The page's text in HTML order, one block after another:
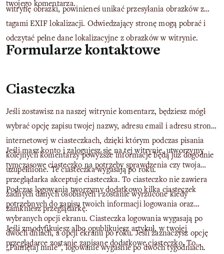
twojego komentarza.
witrynę obrazki, powinieneś unikać przesyłania obrazków z
tagami EXIF lokalizacji. Odwiedzający stronę mogą pobrać i
odczytać pełne dane lokalizacyjne z obrazków w witrynie.
Formularze kontaktowe
Ciasteczka
Jeśli zostawisz na naszej witrynie komentarz, będziesz mógł
wybrać opcję zapisu twojej nazwy, adresu email i adresu strony
internetowej w ciasteczkach, dzięki którym podczas pisania
kolejnych komentarzy powyższe informacje będą już dogodnie
uzupełnione. Te ciasteczka wygasają po roku.
Jeśli masz konto i zalogujesz się na tej witrynie, utworzymy
tymczasowe ciasteczko na potrzeby sprawdzenia czy twoja
przeglądarka akceptuje ciasteczka. To ciasteczko nie zawiera
żadnych danych osobistych i zostanie wyrzucone kiedy
zamkniesz przeglądarkę.
Podczas logowania tworzymy dodatkowo kilka ciasteczek
potrzebnych do zapisu twoich informacji logowania oraz
wybranych opcji ekranu. Ciasteczka logowania wygasają po
dwóch dniach, a opcji ekranu po roku. Jeśli zaznaczysz opcję
„Pamiętaj mnie”, logowanie wygaśnie po dwóch tygodniach.
Jeśli zmodyfikujesz albo opublikujesz artykuł, w twojej
przeglądarce zostanie zapisane dodatkowe ciasteczko. To